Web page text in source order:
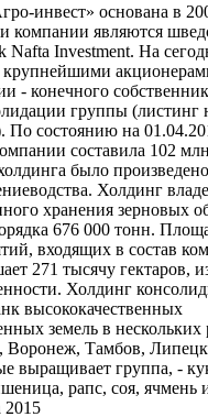
инвест» основана в
компании являются
Nafta Investment. На
- конечного
группы (листинг
По состоянию на
составила 102
было
Холдинг
хранения зерновых
676 000 тонн.
входящих в состав
271 тысячу гектаров,
Холдинг
высококачественных
земель в
Воронеж, Тамбов,
выращивает группа, -
рапс, соя, ячмень
2015